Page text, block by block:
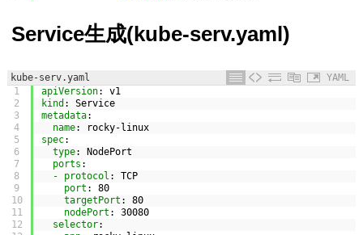
Service生成(kube-serv.yaml)
kube-serv.yaml
YAML
1
2
3
4
5
6
7
8
9
10
11
12
apiVersion: v1
kind : Service
metadata:
name: rocky-linux
spec:
type: NodePort
ports :
- protocol : TCP
port : 80
targetPort : 80
nodePort : 30080
selector: